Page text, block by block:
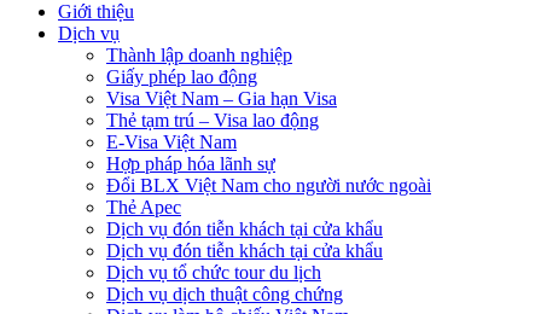
Giới thiệu
Dịch vụ
Thành lập doanh nghiệp
Giấy phép lao động
Visa Việt Nam – Gia hạn Visa
Thẻ tạm trú – Visa lao động
E-Visa Việt Nam
Hợp pháp hóa lãnh sự
Đổi BLX Việt Nam cho người nước ngoài
Thẻ Apec
Dịch vụ đón tiễn khách tại cửa khẩu
Dịch vụ đón tiễn khách tại cửa khẩu
Dịch vụ tổ chức tour du lịch
Dịch vụ dịch thuật công chứng